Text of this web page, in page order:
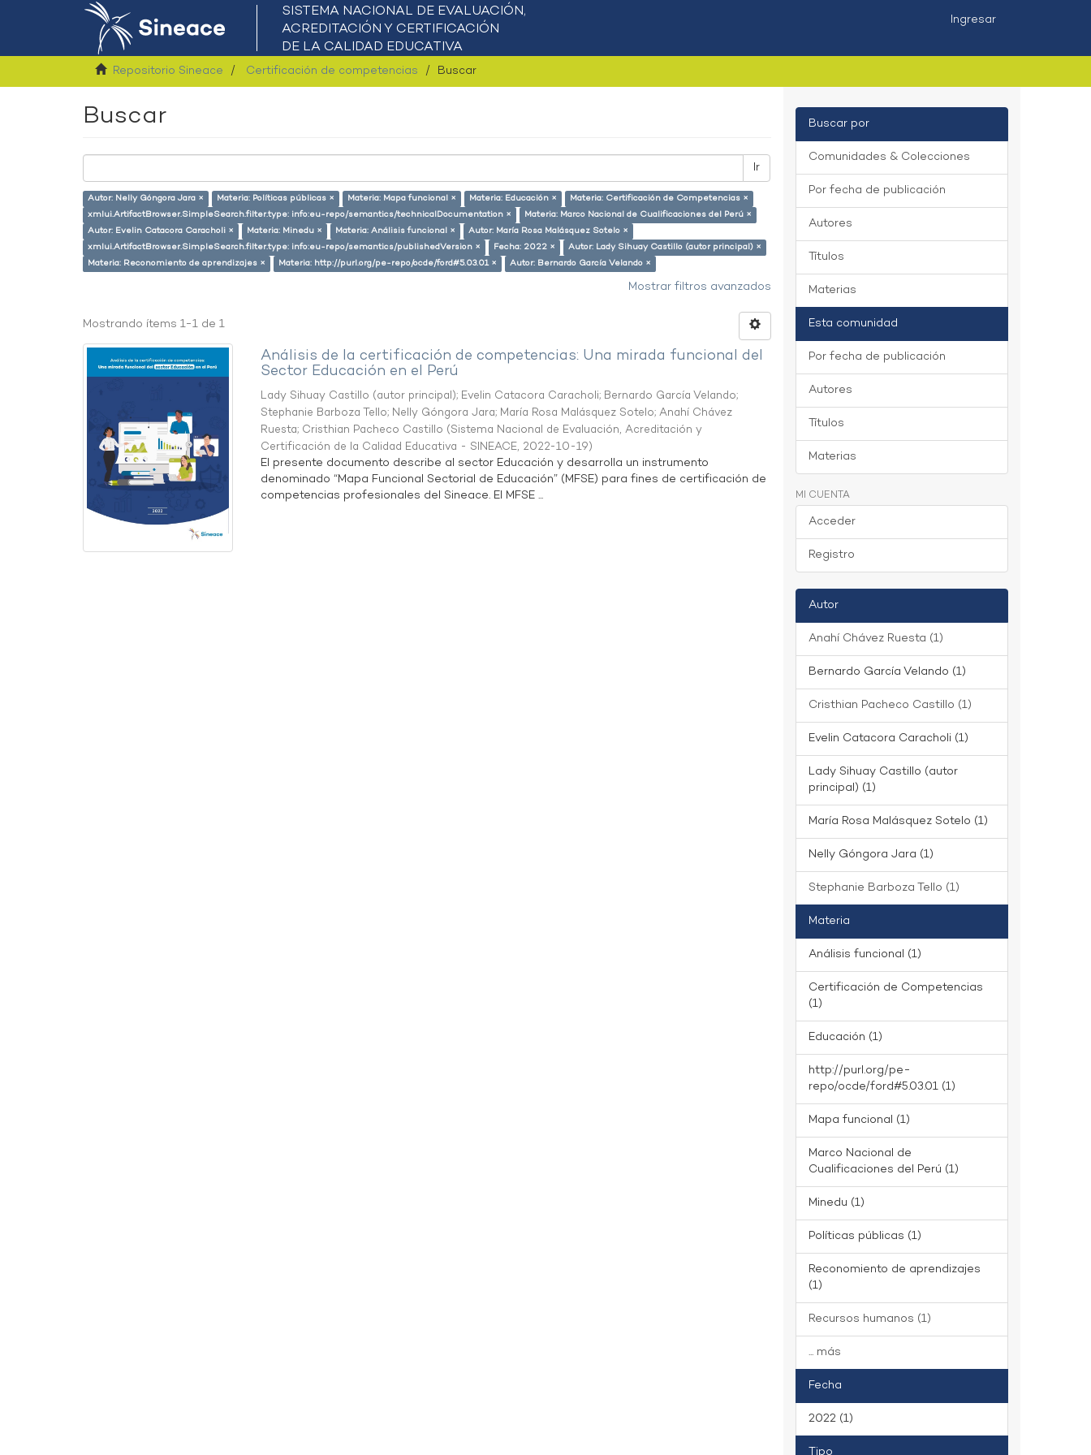
Ingresar
Repositorio Sineace Certificación de competencias Buscar
Buscar
Ir
Autor: Nelly Góngora Jara × Materia: Políticas públicas × Materia: Mapa funcional × Materia: Educación ×
Materia: Certificación de Competencias ×
xmlui.ArtifactBrowser.SimpleSearch.filter.type: info:eu-repo/semantics/technicalDocumentation ×
Materia: Marco Nacional de Cualificaciones del Perú ×
Autor: Evelin Catacora Caracholi ×
Materia: Minedu × Materia: Análisis funcional ×
Autor: María Rosa Malásquez Sotelo ×
xmlui.ArtifactBrowser.SimpleSearch.filter.type: info:eu-repo/semantics/publishedVersion ×
Fecha: 2022 ×
Autor: Lady Sihuay Castillo (autor principal) ×
Materia: Reconomiento de aprendizajes ×
Materia: http://purl.org/pe-repo/ocde/ford#5.03.01 × Autor: Bernardo García Velando ×
Mostrar filtros avanzados
Mostrando ítems 1-1 de 1
Análisis de la certificación de competencias: Una mirada funcional del
Sector Educación en el Perú
Lady Sihuay Castillo (autor principal); Evelin Catacora Caracholi; Bernardo García Velando;
Stephanie Barboza Tello; Nelly Góngora Jara; María Rosa Malásquez Sotelo;Anahí Chávez
Ruesta; Cristhian Pacheco Castillo (Sistema Nacional de Evaluación, Acreditación y
Certificación de la Calidad Educativa - SINEACE, 2022-10-19)
El presente documento describe al sector Educación y desarrolla un instrumento
denominado “Mapa Funcional Sectorial de Educación” (MFSE) para fines de certificación de
competencias profesionales del Sineace. El MFSE ...
Buscar por
Comunidades & Colecciones
Por fecha de publicación
Autores
Títulos
Materias
Esta comunidad
Por fecha de publicación
Autores
Títulos
Materias
MI CUENTA
Acceder
Registro
Autor
Anahí Chávez Ruesta (1)
Bernardo García Velando (1)
Cristhian Pacheco Castillo (1)
Evelin Catacora Caracholi (1)
Lady Sihuay Castillo (autor
principal) (1)
María Rosa Malásquez Sotelo (1)
Nelly Góngora Jara (1)
Stephanie Barboza Tello (1)
Materia
Análisis funcional (1)
Certificación de Competencias
(1)
Educación (1)
http://purl.org/pe-
repo/ocde/ford#5.03.01 (1)
Mapa funcional (1)
Marco Nacional de
Cualificaciones del Perú (1)
Minedu (1)
Políticas públicas (1)
Reconomiento de aprendizajes
(1)
Recursos humanos (1)
... más
Fecha
2022 (1)